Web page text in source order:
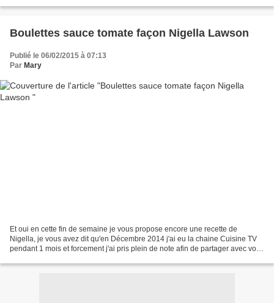
Boulettes sauce tomate façon Nigella Lawson
Publié le 06/02/2015 à 07:13
Par Mary
Et oui en cette fin de semaine je vous propose encore une recette de
Nigella, je vous avez dit qu'en Décembre 2014 j'ai eu la chaine Cuisine TV
pendant 1 mois et forcement j'ai pris plein de note afin de partager avec vous